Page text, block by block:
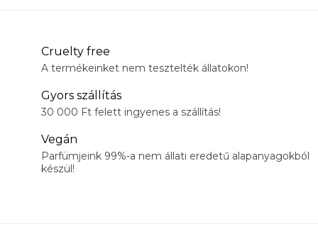
Cruelty free
A termékeinket nem tesztelték állatokon!
Gyors szállítás
30 000 Ft felett ingyenes a szállítás!
Vegán
Parfümjeink 99%-a nem állati eredetű alapanyagokból
készül!